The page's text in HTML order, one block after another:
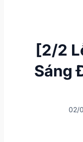
[2/2
Sáng
02/